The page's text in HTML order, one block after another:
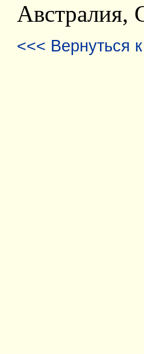
Австралия,
<<< Вернуться